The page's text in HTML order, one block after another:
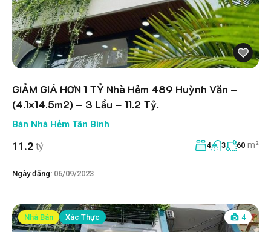
GIẢM GIÁ HƠN 1 TỶ Nhà Hẻm 489 Huỳnh Văn –
(4.1×14.5m2) – 3 Lầu – 11.2 Tỷ.
Bán Nhà Hẻm Tân Bình
11.2 tỷ 4 3 60 m²
Ngày đăng: 06/09/2023
Nhà Bán Xác Thực 4